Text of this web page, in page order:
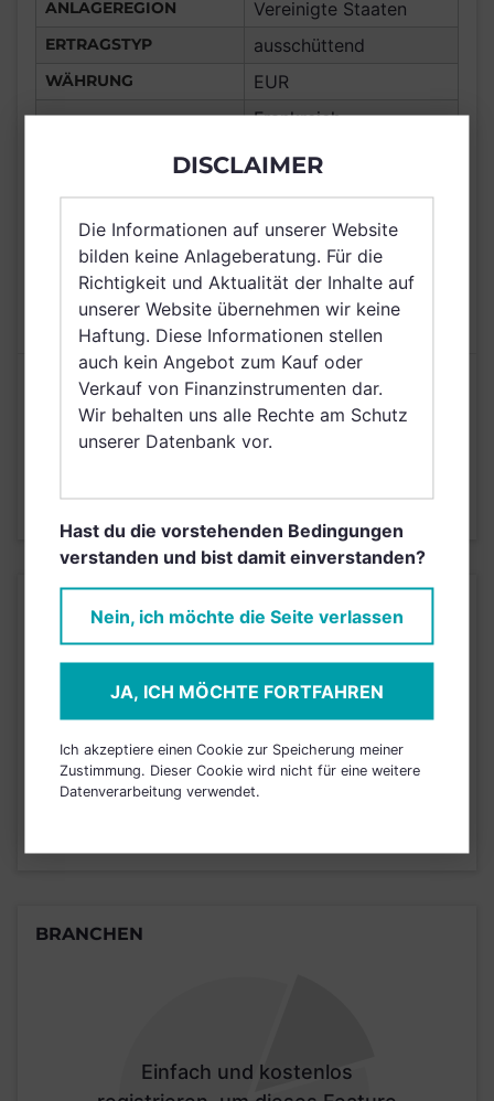
ANLAGEREGION Vereinigte Staaten
ERTRAGSTYP ausschüttend
WÄHRUNG EUR
VERTRIEBSZULASSUNG
Frankreich,
Italien, Luxemburg,
Österreich, Schweiz,
Belgien
AUSGABEAUFSCHLAG 2,00%
MAX. LAUFENDE
KOSTEN
1,60%
Risikoeinstufung laut Anbieter (KID)
registrieren, um dieses Feature
JETZT ANMELDEN
BRANCHEN
Einfach und kostenlos
DISCLAIMER
Die Informationen auf unserer Website
bilden keine Anlageberatung. Für die
Richtigkeit und Aktualität der Inhalte auf
unserer Website übernehmen wir keine
Haftung. Diese Informationen stellen
auch kein Angebot zum Kauf oder
Verkauf von Finanzinstrumenten dar.
Wir behalten uns alle Rechte am Schutz
unserer Datenbank vor.
Hast du die vorstehenden Bedingungen
verstanden und bist damit einverstanden?
Nein, ich möchte die Seite verlassen
JA, ICH MÖCHTE FORTFAHREN
Ich akzeptiere einen Cookie zur Speicherung meiner
Zustimmung. Dieser Cookie wird nicht für eine weitere
Datenverarbeitung verwendet.